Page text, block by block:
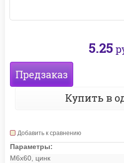
5.25
Предзаказ
Купить в
Добавить к сравнению
Параметры:
М6х60, цинк